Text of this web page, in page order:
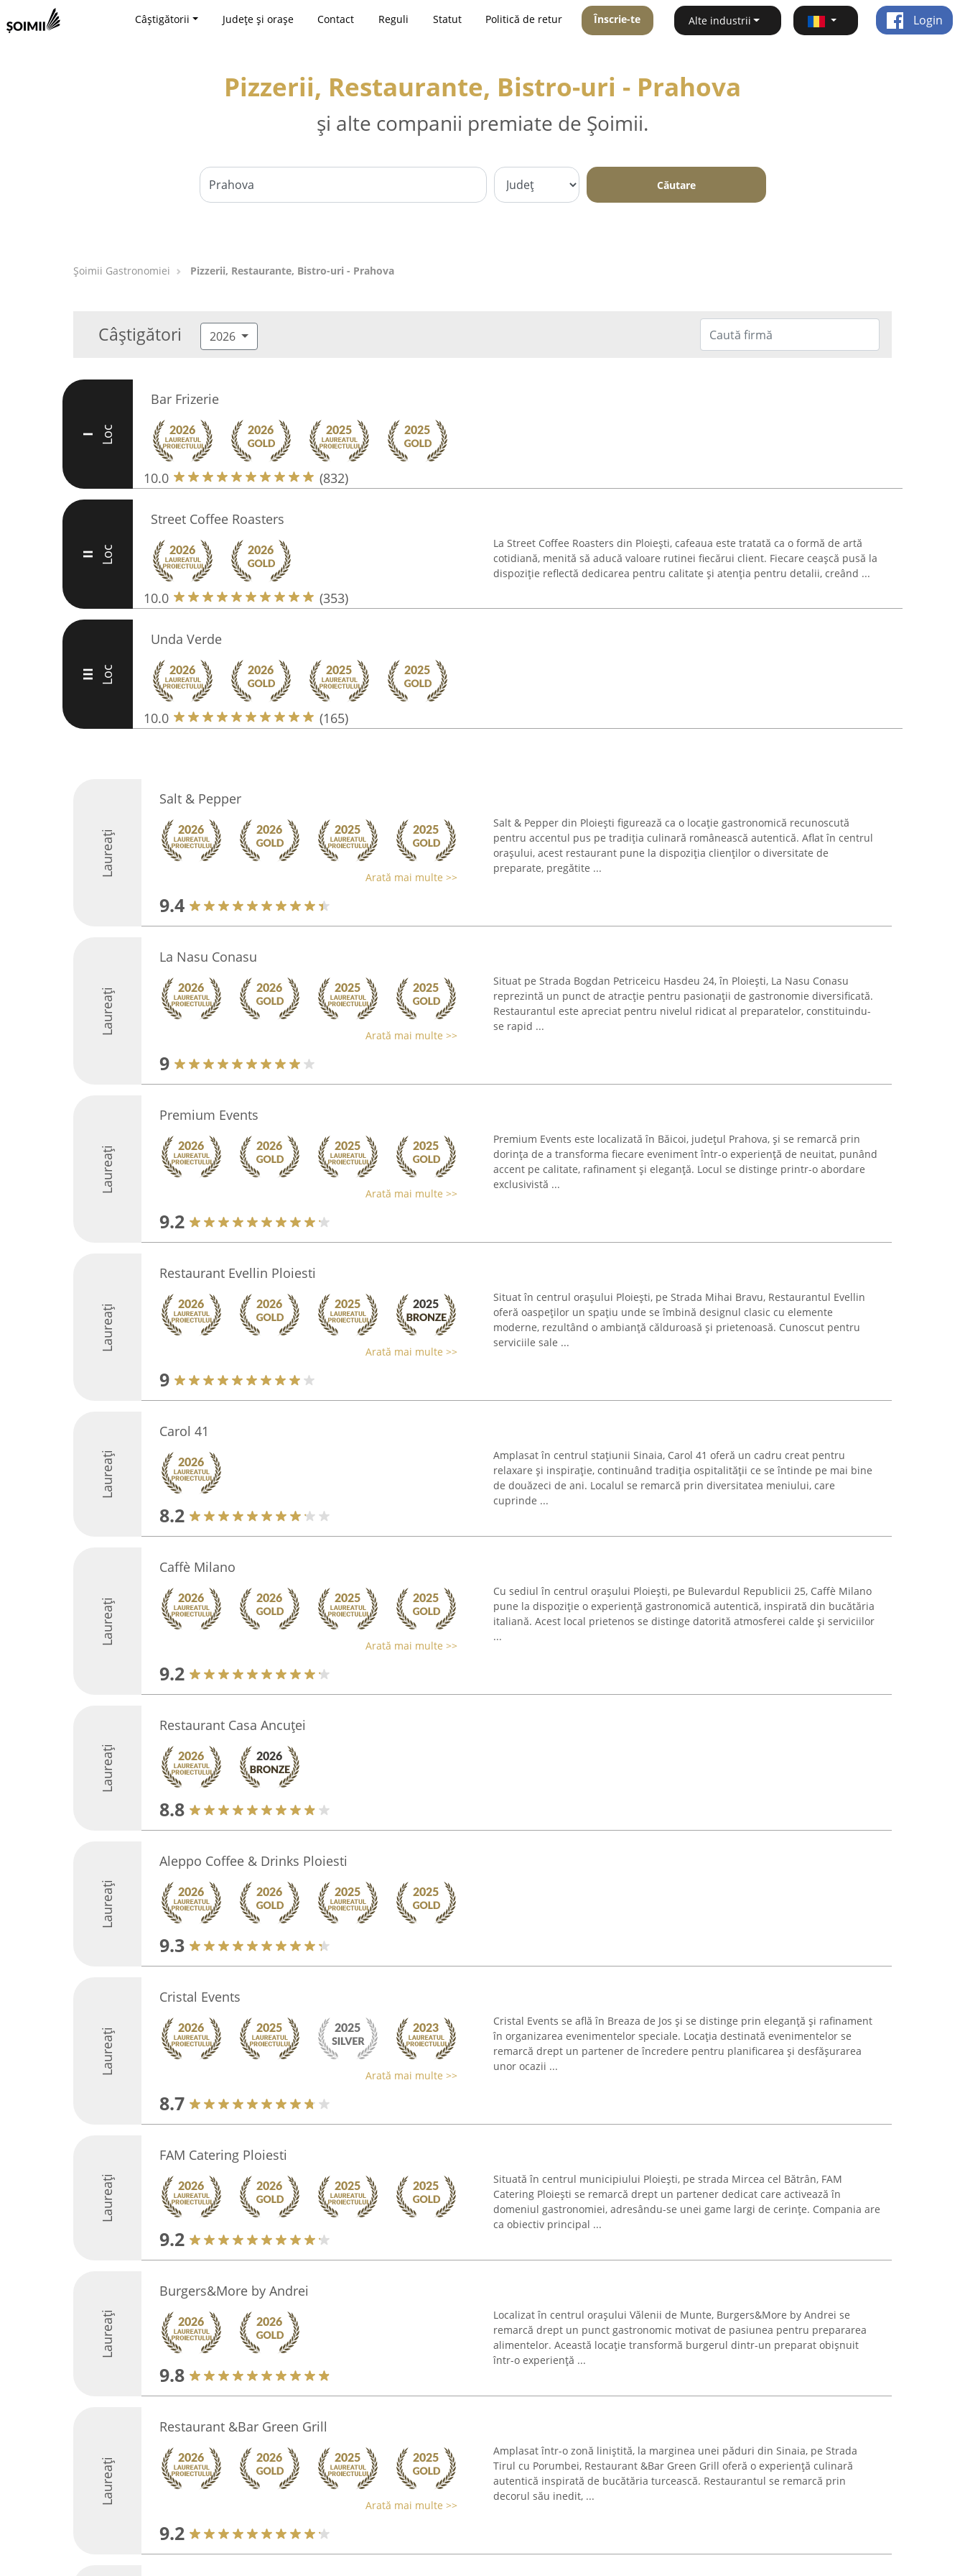
Câștigătorii Județe și orașe Contact Reguli Statut Politică de retur Înscrie-te Alte industrii Login
Pizzerii, Restaurante, Bistro-uri - Prahova
și alte companii premiate de Șoimii.
Căutare
Șoimii Gastronomiei Pizzerii, Restaurante, Bistro-uri - Prahova
Câștigători 2026
I Loc
Bar Frizerie
10.0 (832)
II Loc
Street Coffee Roasters
10.0 (353)
La Street Coffee Roasters din Ploiești, cafeaua este tratată ca o formă de artă
cotidiană, menită să aducă valoare rutinei fiecărui client. Fiecare ceașcă pusă la
dispoziție reflectă dedicarea pentru calitate și atenția pentru detalii, creând ...
III Loc
Unda Verde
10.0 (165)
Laureați
Salt & Pepper
Arată mai multe >>
9.4
Salt & Pepper din Ploiești figurează ca o locație gastronomică recunoscută
pentru accentul pus pe tradiția culinară românească autentică. Aflat în centrul
orașului, acest restaurant pune la dispoziția clienților o diversitate de
preparate, pregătite ...
Laureați
La Nasu Conasu
Arată mai multe >>
9
Situat pe Strada Bogdan Petriceicu Hasdeu 24, în Ploiești, La Nasu Conasu
reprezintă un punct de atracție pentru pasionații de gastronomie diversificată.
Restaurantul este apreciat pentru nivelul ridicat al preparatelor, constituindu-
se rapid ...
Laureați
Premium Events
Arată mai multe >>
9.2
Premium Events este localizată în Băicoi, județul Prahova, și se remarcă prin
dorința de a transforma fiecare eveniment într-o experiență de neuitat, punând
accent pe calitate, rafinament și eleganță. Locul se distinge printr-o abordare
exclusivistă ...
Laureați
Restaurant Evellin Ploiesti
Arată mai multe >>
9
Situat în centrul orașului Ploiești, pe Strada Mihai Bravu, Restaurantul Evellin
oferă oaspeților un spațiu unde se îmbină designul clasic cu elemente
moderne, rezultând o ambianță călduroasă și prietenoasă. Cunoscut pentru
serviciile sale ...
Laureați
Carol 41
8.2
Amplasat în centrul stațiunii Sinaia, Carol 41 oferă un cadru creat pentru
relaxare și inspirație, continuând tradiția ospitalității ce se întinde pe mai bine
de douăzeci de ani. Localul se remarcă prin diversitatea meniului, care
cuprinde ...
Laureați
Caffè Milano
Arată mai multe >>
9.2
Cu sediul în centrul orașului Ploiești, pe Bulevardul Republicii 25, Caffè Milano
pune la dispoziție o experiență gastronomică autentică, inspirată din bucătăria
italiană. Acest local prietenos se distinge datorită atmosferei calde și serviciilor
...
Laureați
Restaurant Casa Ancuței
8.8
Laureați
Aleppo Coffee & Drinks Ploiesti
9.3
Laureați
Cristal Events
Arată mai multe >>
8.7
Cristal Events se află în Breaza de Jos și se distinge prin eleganță și rafinament
în organizarea evenimentelor speciale. Locația destinată evenimentelor se
remarcă drept un partener de încredere pentru planificarea și desfășurarea
unor ocazii ...
Laureați
FAM Catering Ploiesti
9.2
Situată în centrul municipiului Ploiești, pe strada Mircea cel Bătrân, FAM
Catering Ploiești se remarcă drept un partener dedicat care activează în
domeniul gastronomiei, adresându-se unei game largi de cerințe. Compania are
ca obiectiv principal ...
Laureați
Burgers&More by Andrei
9.8
Localizat în centrul orașului Vălenii de Munte, Burgers&More by Andrei se
remarcă drept un punct gastronomic motivat de pasiunea pentru prepararea
alimentelor. Această locație transformă burgerul dintr-un preparat obișnuit
într-o experiență ...
Laureați
Restaurant &Bar Green Grill
Arată mai multe >>
9.2
Amplasat într-o zonă liniștită, la marginea unei păduri din Sinaia, pe Strada
Tirul cu Porumbei, Restaurant &Bar Green Grill oferă o experiență culinară
autentică inspirată de bucătăria turcească. Restaurantul se remarcă prin
decorul său inedit, ...